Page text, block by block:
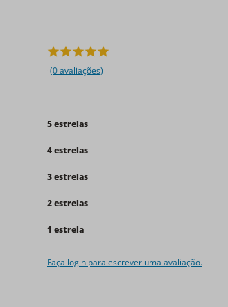
(0 avaliações)
5 estrelas
4 estrelas
3 estrelas
2 estrelas
1 estrela
Faça login para escrever uma avaliação.